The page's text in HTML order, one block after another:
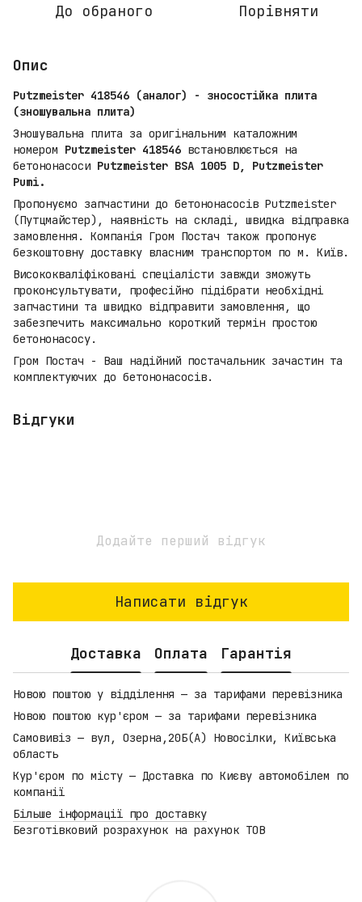
До обраного Порівняти
Опис
Putzmeister 418546 (аналог) - зносостійка плита
(зношувальна плита)
Зношувальна плита за оригінальним каталожним
номером Putzmeister 418546 встановлюється на
бетононасоси Putzmeister BSA 1005 D, Putzmeister
Pumi.
Пропонуємо запчастини до бетононасосів Putzmeister
(Путцмайстер), наявність на складі, швидка відправка
замовлення. Компанія Гром Постач також пропонує
безкоштовну доставку власним транспортом по м. Київ.
Висококваліфіковані спеціалісти завжди зможуть
проконсультувати, професійно підібрати необхідні
запчастини та швидко відправити замовлення, що
забезпечить максимально короткий термін простою
бетононасосу.
Гром Постач - Ваш надійний постачальник зачастин та
комплектуючих до бетононасосів.
Відгуки
Додайте перший відгук
Написати відгук
Доставка Оплата Гарантія
Новою поштою у відділення — за тарифами перевізника
Новою поштою кур'єром — за тарифами перевізника
Самовивіз — вул, Озерна,20Б(А) Новосілки, Київська
область
Кур'єром по місту — Доставка по Києву автомобілем по
компанії
Більше інформації про доставку
Безготівковий розрахунок на рахунок ТОВ